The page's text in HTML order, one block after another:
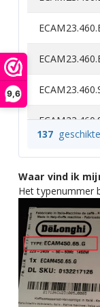
9,6
137
Waar vind ik
Het typenummer